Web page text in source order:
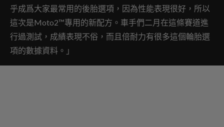
乎成爲大家最常用的後胎選項，因為性能表現很好，所以
這次是Moto2™專用的新配方。車手們二月在這條賽道進
行過測試，成績表現不俗，而且倍耐力有很多這個輪胎選
項的數據資料。」